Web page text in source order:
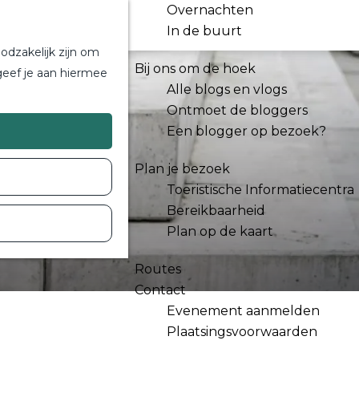
zijn om
je aan hiermee
Overnachten
In de buurt
Bij ons om de hoek
Alle blogs en vlogs
Ontmoet de bloggers
Een blogger op bezoek?
Plan je bezoek
Toeristische Informatiecentra
Bereikbaarheid
Plan op de kaart
Routes
Contact
Evenement aanmelden
Plaatsingsvoorwaarden